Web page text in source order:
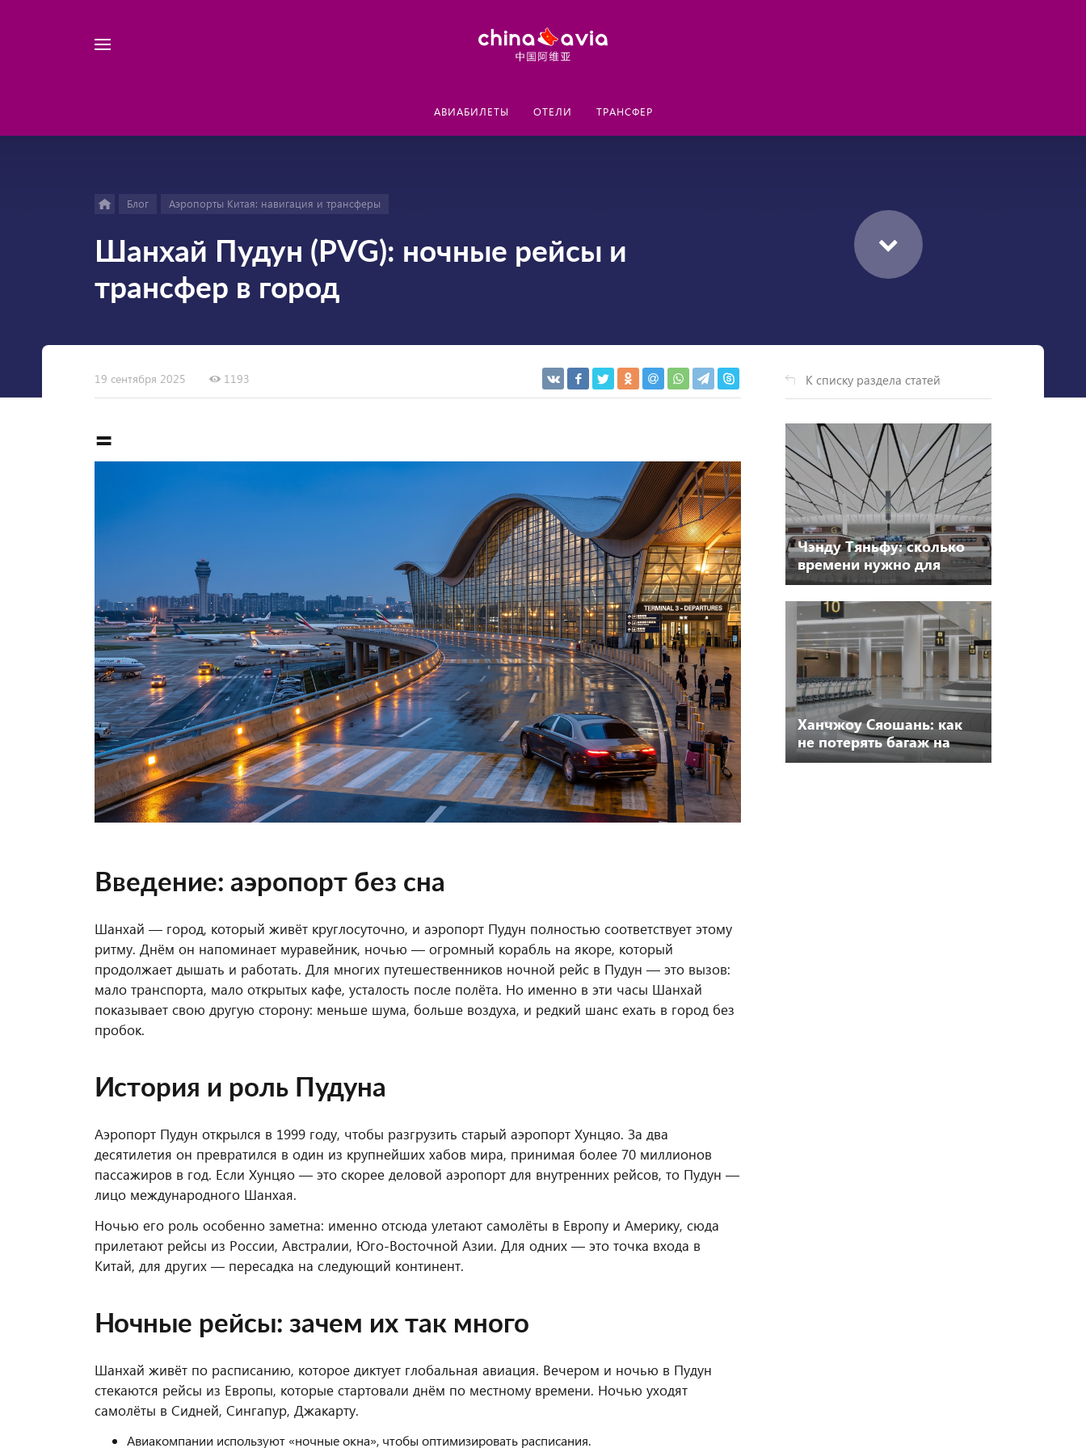
АВИАБИЛЕТЫ ОТЕЛИ ТРАНСФЕР
Блог Аэропорты Китая: навигация и трансферы
Шанхай Пудун (PVG): ночные рейсы и
трансфер в город
19 сентября 2025 1193
=
Введение: аэропорт без сна
Шанхай — город, который живёт круглосуточно, и аэропорт Пудун полностью соответствует этому
ритму. Днём он напоминает муравейник, ночью — огромный корабль на якоре, который
продолжает дышать и работать. Для многих путешественников ночной рейс в Пудун — это вызов:
мало транспорта, мало открытых кафе, усталость после полёта. Но именно в эти часы Шанхай
показывает свою другую сторону: меньше шума, больше воздуха, и редкий шанс ехать в город без
пробок.
История и роль Пудуна
Аэропорт Пудун открылся в 1999 году, чтобы разгрузить старый аэропорт Хунцяо. За два
десятилетия он превратился в один из крупнейших хабов мира, принимая более 70 миллионов
пассажиров в год. Если Хунцяо — это скорее деловой аэропорт для внутренних рейсов, то Пудун —
лицо международного Шанхая.
Ночью его роль особенно заметна: именно отсюда улетают самолёты в Европу и Америку, сюда
прилетают рейсы из России, Австралии, Юго-Восточной Азии. Для одних — это точка входа в
Китай, для других — пересадка на следующий континент.
Ночные рейсы: зачем их так много
Шанхай живёт по расписанию, которое диктует глобальная авиация. Вечером и ночью в Пудун
стекаются рейсы из Европы, которые стартовали днём по местному времени. Ночью уходят
самолёты в Сидней, Сингапур, Джакарту.
Авиакомпании используют «ночные окна», чтобы оптимизировать расписания.
К списку раздела статей
Чэнду Тяньфу: сколько
времени нужно для
стыковки в аэропорту
будущего
Ханчжоу Сяошань: как
не потерять багаж на
стыковке